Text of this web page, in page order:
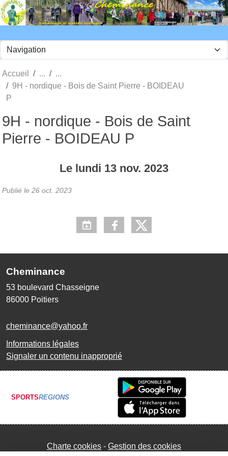
Accueil
9H - nordique - Bois de Saint Pierre - BOIDEAU
P
9H - nordique - Bois de Saint
Pierre - BOIDEAU P
Le lundi 13 nov. 2023
Publié le 26 oct. 2023
Cheminance
53 boulevard Chasseigne
86000 Poitiers
cheminance@yahoo.fr
Informations légales
Signaler un contenu inapproprié
SPORTSREGIONS
Charte cookies Gestion des cookies
Panneau de gestion des cookies